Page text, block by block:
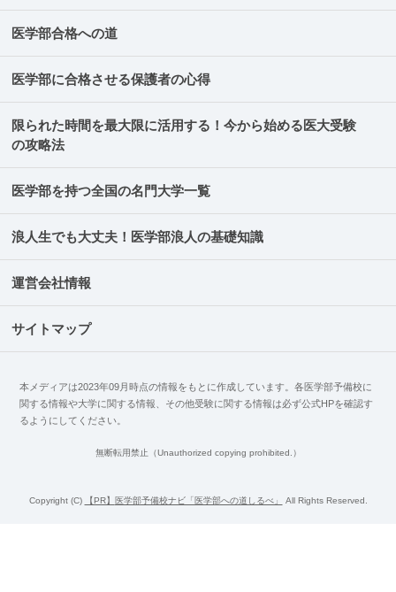
医学部合格への道
医学部に合格させる保護者の心得
限られた時間を最大限に活用する！今から始める医大受験
の攻略法
医学部を持つ全国の名門大学一覧
浪人生でも大丈夫！医学部浪人の基礎知識
運営会社情報
サイトマップ
本メディアは2023年09月時点の情報をもとに作成しています。各医学部予備校に
関する情報や大学に関する情報、その他受験に関する情報は必ず公式HPを確認す
るようにしてください。
無断転用禁止（Unauthorized copying prohibited.）
Copyright (C) 医学部予備校ナビ「医学部への道しるべ」 All Rights Reserved.